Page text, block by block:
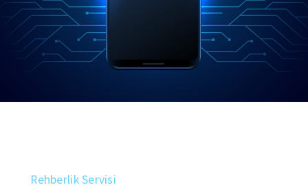
Rehberlik Servisi